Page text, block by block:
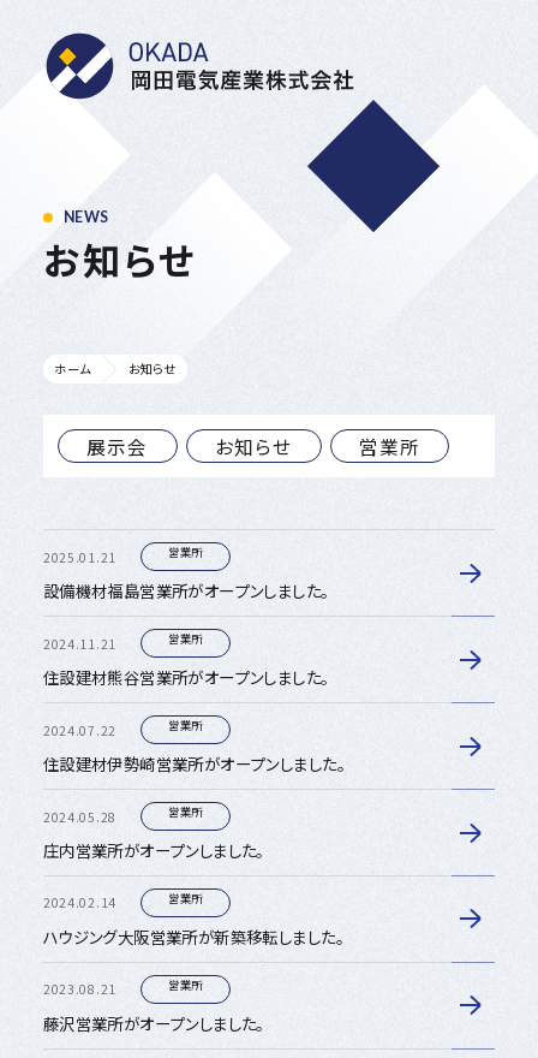
NEWS
お知らせ
ホーム お知らせ
展示会 お知らせ 営業所
営業所
2025.01.21
設備機材福島営業所がオープンしました。
営業所
2024.11.21
住設建材熊谷営業所がオープンしました。
営業所
2024.07.22
住設建材伊勢崎営業所がオープンしました。
営業所
2024.05.28
庄内営業所がオープンしました。
営業所
2024.02.14
ハウジング大阪営業所が新築移転しました。
営業所
2023.08.21
藤沢営業所がオープンしました。